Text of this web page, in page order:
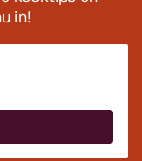
in!